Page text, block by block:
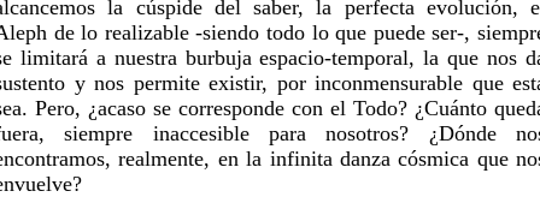
la cúspide del saber, la perfecta evolución,
de lo realizable -siendo todo lo que puede ser-,
limitará a nuestra burbuja espacio-temporal, la que nos
y nos permite existir, por inconmensurable que
Pero, ¿acaso se corresponde con el Todo? ¿Cuánto
siempre inaccesible para nosotros? ¿Dónde
realmente, en la infinita danza cósmica que